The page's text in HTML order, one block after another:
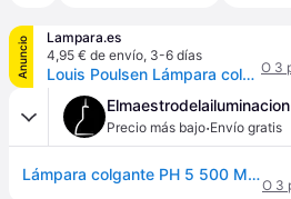
Anuncio
Lampara.es
4,95 € de envío, 3-6 días
Louis Poulsen Lámpara colgante de diseño PH 5 500, atenuable, Blanco / Ópalo, Salón / Comedor, Aluminio, Diseño, Lámpara colgante O 3
Elmaestrodelailuminacion
Precio más bajo·Envío gratis
Lámpara colgante PH 5 500 Monochrome White - Louis Poulsen - Sala de estar / salón - Diseño - Metal - Bombilla única
O 3